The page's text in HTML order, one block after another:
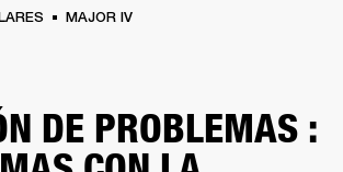
MAJOR IV
DE PROBLEMAS :